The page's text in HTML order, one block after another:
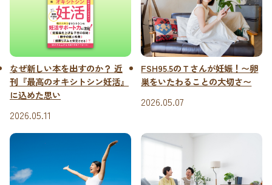
なぜ新しい本を出すのか？ 近
刊『最高のオキシトシン妊活』
に込めた思い
2026.05.11
FSH95.5のＴさんが妊娠！〜卵
巣をいたわることの大切さ〜
2026.05.07